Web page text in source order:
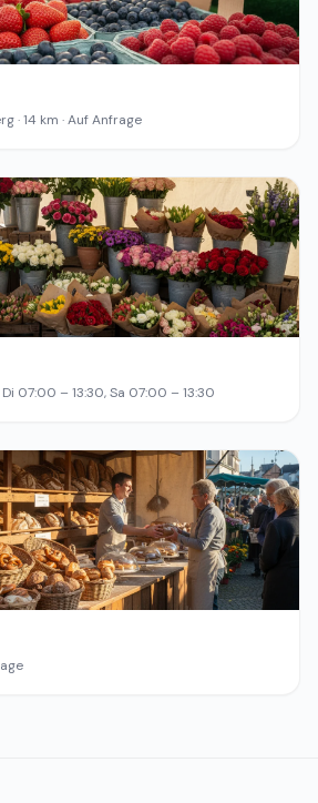
· 14 km · Auf Anfrage
Di 07:00 – 13:30, Sa 07:00 – 13:30